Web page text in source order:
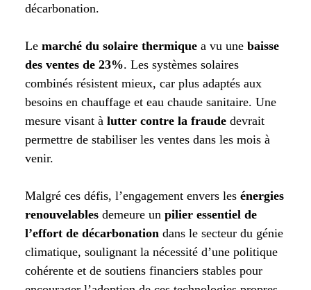
décarbonation.
Le marché du solaire thermiquea vu une baisse
des ventes de 23%. Les systèmes solaires
combinés résistent mieux, car plus adaptés aux
besoins en chauffage et eau chaude sanitaire. Une
mesure visant à lutter contre la fraudedevrait
permettre de stabiliser les ventes dans les mois à
venir.
Malgré ces défis, l’engagement envers les énergies
renouvelablesdemeure un pilier essentiel de
l’effort de décarbonation dans le secteur du génie
climatique, soulignant la nécessité d’une politique
cohérente et de soutiens financiers stables pour